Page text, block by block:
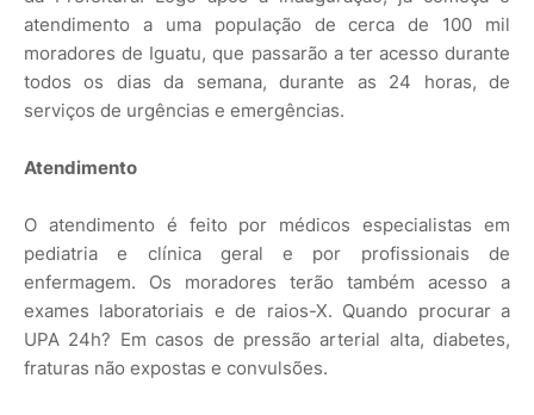
atendimento a uma população de cerca de 100 mil
moradores de Iguatu, que passarão a ter acesso durante
todos os dias da semana, durante as 24 horas, de
serviços de urgências e emergências.
Atendimento
O atendimento é feito por médicos especialistas em
pediatria e clínica geral e por profissionais de
enfermagem. Os moradores terão também acesso a
exames laboratoriais e de raios-X. Quando procurar a
UPA 24h? Em casos de pressão arterial alta, diabetes,
fraturas não expostas e convulsões.